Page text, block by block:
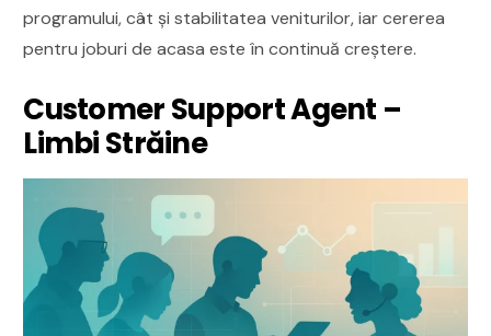
programului, cât și stabilitatea veniturilor, iar cererea
pentru joburi de acasa este în continuă creștere.
Customer Support Agent –
Limbi Străine